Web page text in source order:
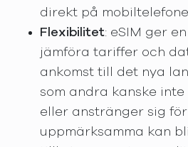
direkt på
Flexibilitet: eSIM ger
jämföra tariffer och
ankomst till det nya
som andra kanske inte
eller anstränger sig
uppmärksamma kan